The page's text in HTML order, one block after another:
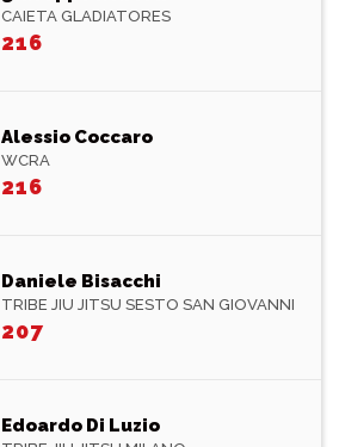
CAIETA GLADIATORES
216
Alessio Coccaro
WCRA
216
Daniele Bisacchi
TRIBE JIU JITSU SESTO SAN GIOVANNI
207
Edoardo Di Luzio